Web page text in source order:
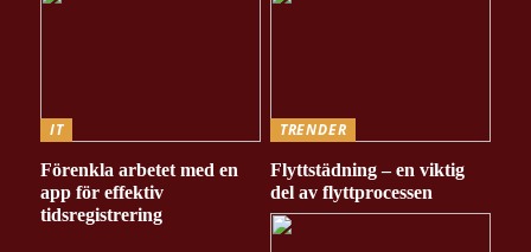
IT
Förenkla arbetet med en
app för effektiv
tidsregistrering
TRENDER
Flyttstädning – en viktig
del av flyttprocessen